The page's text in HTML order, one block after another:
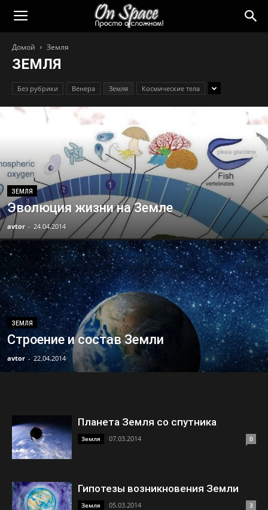
Домой Земля
ЗЕМЛЯ
Без рубрики Венера Земля Космические тела
ЗЕМЛЯ
Эволюция жизни на Земле
avtor - 24.04.2014
ЗЕМЛЯ
Строение и состав Земли
avtor - 22.04.2014
Планета Земля со спутника
Земля 07.03.2014 0
Гипотезы возникновения Земли
Земля 05.03.2014 3